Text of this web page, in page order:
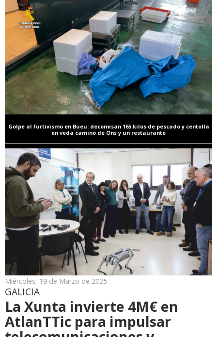
Golpe al furtivismo en Bueu: decomisan 165 kilos de pescado y centolla
en veda camino de Ons y un restaurante
Miércoles, 19 de Marzo de 2025
GALICIA
La Xunta invierte 4M€ en
AtlanTTic para impulsar